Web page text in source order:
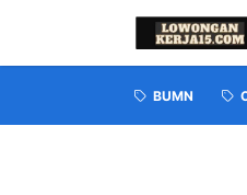
BUMN